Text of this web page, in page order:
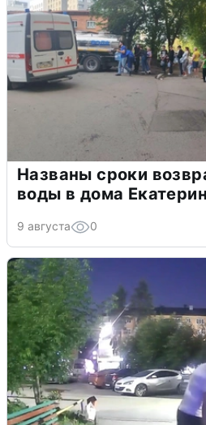
Названы сроки
воды в дома
9 августа 0